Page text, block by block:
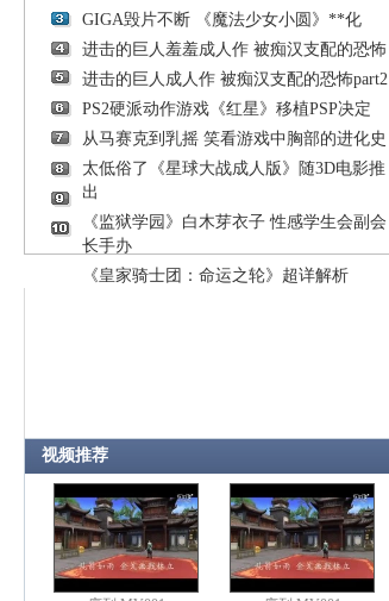
GIGA毁片不断 《魔法少女小圆》**化
进击的巨人羞羞成人作 被痴汉支配的恐怖
进击的巨人成人作 被痴汉支配的恐怖part2
PS2硬派动作游戏《红星》移植PSP决定
从马赛克到乳摇 笑看游戏中胸部的进化史
太低俗了《星球大战成人版》随3D电影推
出
《监狱学园》白木芽衣子 性感学生会副会
长手办
《皇家骑士团：命运之轮》超详解析
视频推荐